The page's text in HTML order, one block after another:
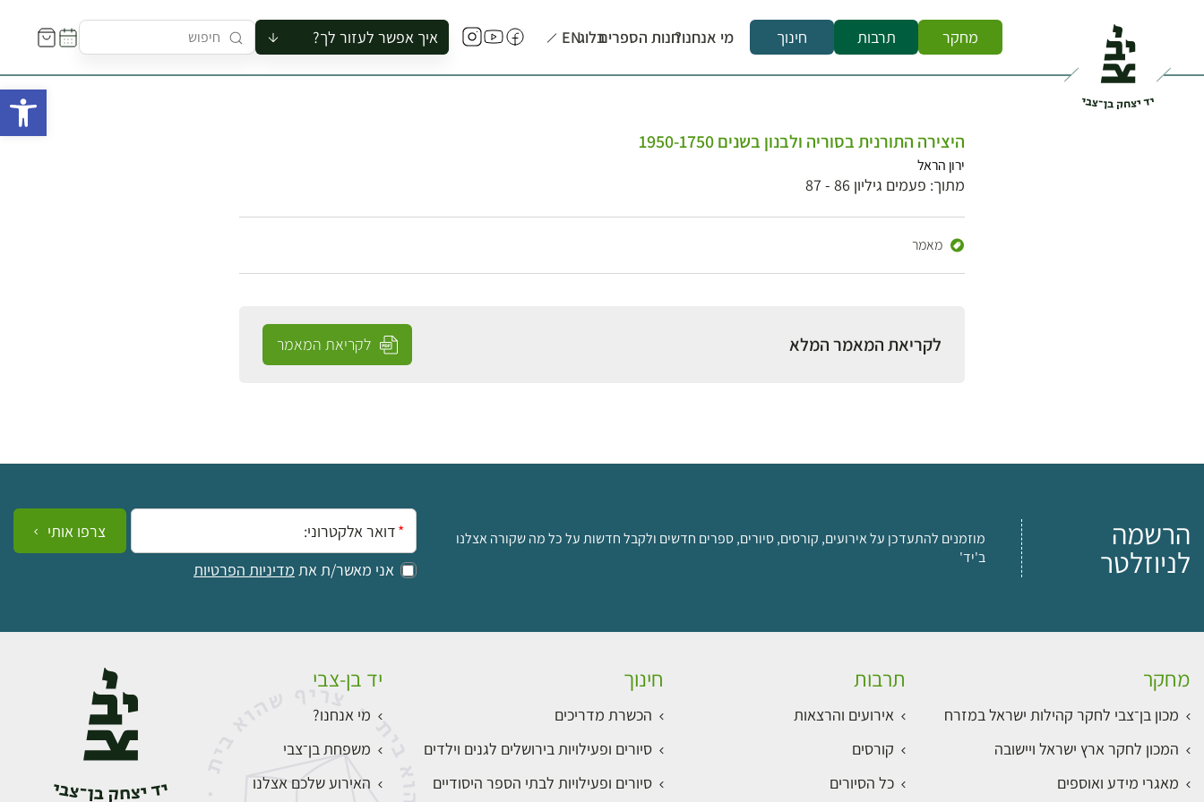
מחקר תרבות חינוך מי אנחנו?חנות הספריםבלוגEN איך אפשר לעזור לך?
להזמין סיור לקבוצה
היצירה התורנית בסוריה ולבנון בשנים 1950-1750
ירון הראל
מתוך: פעמים גיליון 86 - 87
מאמר
לקריאת המאמר המלא לקריאת המאמר
הרשמה
לניוזלטר
מוזמנים להתעדכן על אירועים, קורסים, סיורים, ספרים חדשים ולקבל חדשות על כל מה שקורה אצלנו
ב'יד'
אימייל:
אני מאשר/ת את מדיניות הפרטיות
צרפו אותי
מחקר
מכון בן־צבי לחקר קהילות ישראל במזרח
המכון לחקר ארץ ישראל ויישובה
מאגרי מידע ואוספים
תרבות
אירועים והרצאות
קורסים
כל הסיורים
חינוך
הכשרת מדריכים
סיורים ופעילויות בירושלים לגנים וילדים
סיורים ופעילויות לבתי הספר היסודיים
יד בן-צבי
מי אנחנו?
משפחת בן־צבי
האירוע שלכם אצלנו